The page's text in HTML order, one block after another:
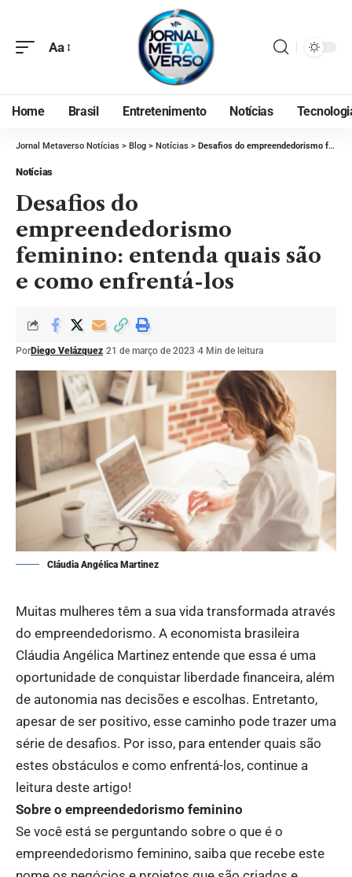
Aa
Home Brasil Entretenimento Notícias
Jornal Metaverso Notícias > Blog > Notícias > Desafios do empreendedorismo feminino: entenda quais são e como enfrentá-los
Notícias
Desafios do
empreendedorismo
feminino: entenda quais são
e como enfrentá-los
PorDiego Velázquez 21 de março de 2023 4 Min de leitura
Cláudia Angélica Martinez
Muitas mulheres têm a sua vida transformada através
do empreendedorismo. A economista brasileira
Cláudia Angélica Martinez entende que essa é uma
oportunidade de conquistar liberdade financeira, além
de autonomia nas decisões e escolhas. Entretanto,
apesar de ser positivo, esse caminho pode trazer uma
série de desafios. Por isso, para entender quais são
estes obstáculos e como enfrentá-los, continue a
leitura deste artigo!
Sobre o empreendedorismo feminino
Se você está se perguntando sobre o que é o
empreendedorismo feminino, saiba que recebe este